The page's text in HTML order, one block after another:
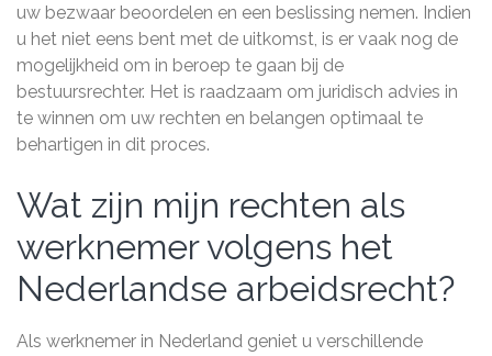
uw bezwaar beoordelen en een beslissing nemen. Indien
u het niet eens bent met de uitkomst, is er vaak nog de
mogelijkheid om in beroep te gaan bij de
bestuursrechter. Het is raadzaam om juridisch advies in
te winnen om uw rechten en belangen optimaal te
behartigen in dit proces.
Wat zijn mijn rechten als
werknemer volgens het
Nederlandse arbeidsrecht?
Als werknemer in Nederland geniet u verschillende